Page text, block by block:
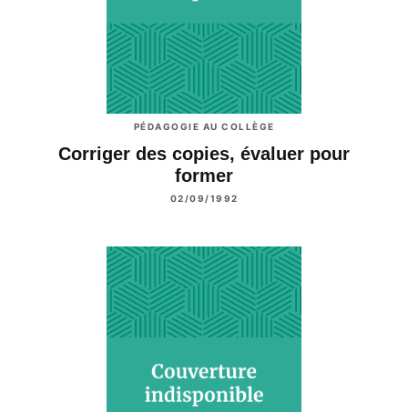
PÉDAGOGIE AU COLLÈGE
Corriger des copies, évaluer pour
former
02/09/1992